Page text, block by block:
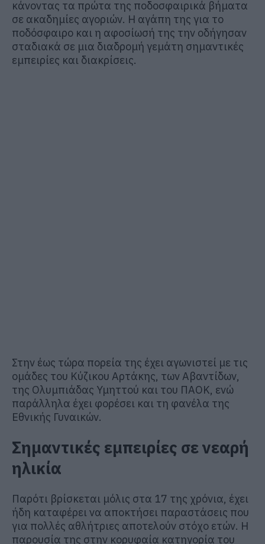
κάνοντας τα πρώτα της ποδοσφαιρικά βήματα
σε ακαδημίες αγοριών. Η αγάπη της για το
ποδόσφαιρο και η αφοσίωσή της την οδήγησαν
σταδιακά σε μια διαδρομή γεμάτη σημαντικές
εμπειρίες και διακρίσεις.
Στην έως τώρα πορεία της έχει αγωνιστεί με τις
ομάδες του Κύζικου Αρτάκης, των Αβαντίδων,
της Ολυμπιάδας Υμηττού και του ΠΑΟΚ, ενώ
παράλληλα έχει φορέσει και τη φανέλα της
Εθνικής Γυναικών.
Σημαντικές εμπειρίες σε νεαρή
ηλικία
Παρότι βρίσκεται μόλις στα 17 της χρόνια, έχει
ήδη καταφέρει να αποκτήσει παραστάσεις που
για πολλές αθλήτριες αποτελούν στόχο ετών. Η
παρουσία της στην κορυφαία κατηγορία του